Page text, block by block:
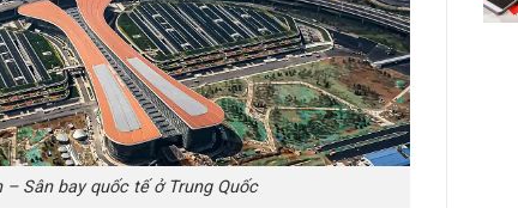
Sân bay quốc tế ở Trung Quốc